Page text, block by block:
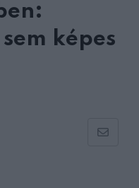
képes
Share